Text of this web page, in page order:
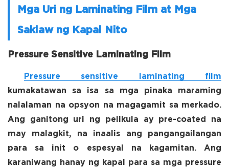
Mga Uri ng Laminating Film at Mga
Saklaw ng Kapal Nito
Pressure Sensitive Laminating Film
Pressure sensitive laminating film
kumakatawan sa isa sa mga pinaka maraming
nalalaman na opsyon na magagamit sa merkado.
Ang ganitong uri ng pelikula ay pre-coated na
may malagkit, na inaalis ang pangangailangan
para sa init o espesyal na kagamitan. Ang
karaniwang hanay ng kapal para sa mga pressure